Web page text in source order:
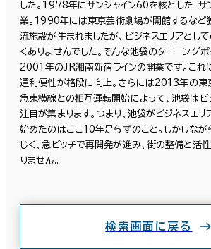
した。1978年にサンシャイン60を核とした「サ
業。1990年には東京芸術劇場が開館するなど
流施設が生まれましたが、ビジネスエリアとし
くありませんでした。そんな池袋のターニング
2001年のJR湘南新宿ラインの開業です。これ
通利便性が格段に向上。さらには2013年の東
急東横線との相互運転開始によって、池袋はビ
注目が集まります。つまり、池袋がビジネスエ
始めたのはここ10年足らずのこと。しかしなが
じく、急ピッチで再開発が進み、街の整備と活
りません。
検索画面に戻る
千代田区 (688)
渋谷区
豊島区 (113)
大田区 (64)
足立区 (9)
～
複数フロアを含む
賃料選択（共益費含）
坪単価 月総額